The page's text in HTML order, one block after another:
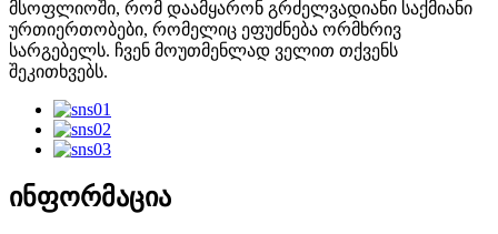
მსოფლიოში, რომ დაამყარონ გრძელვადიანი საქმიანი
ურთიერთობები, რომელიც ეფუძნება ორმხრივ
სარგებელს. ჩვენ მოუთმენლად ველით თქვენს
შეკითხვებს.
ინფორმაცია